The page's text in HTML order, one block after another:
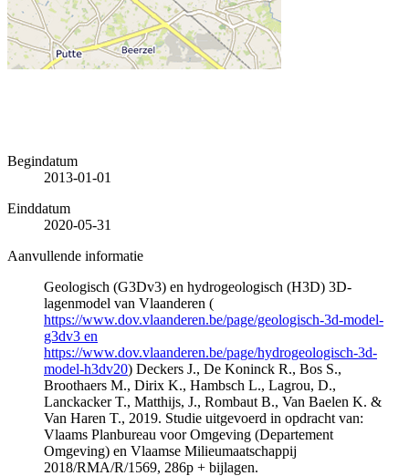
Begindatum
2013-01-01
Einddatum
2020-05-31
Aanvullende informatie
Geologisch (G3Dv3) en hydrogeologisch (H3D) 3D-
lagenmodel van Vlaanderen (
https://www.dov.vlaanderen.be/page/geologisch-3d-model-
g3dv3 en
https://www.dov.vlaanderen.be/page/hydrogeologisch-3d-
model-h3dv20) Deckers J., De Koninck R., Bos S.,
Broothaers M., Dirix K., Hambsch L., Lagrou, D.,
Lanckacker T., Matthijs, J., Rombaut B., Van Baelen K. &
Van Haren T., 2019. Studie uitgevoerd in opdracht van:
Vlaams Planbureau voor Omgeving (Departement
Omgeving) en Vlaamse Milieumaatschappij
2018/RMA/R/1569, 286p + bijlagen.